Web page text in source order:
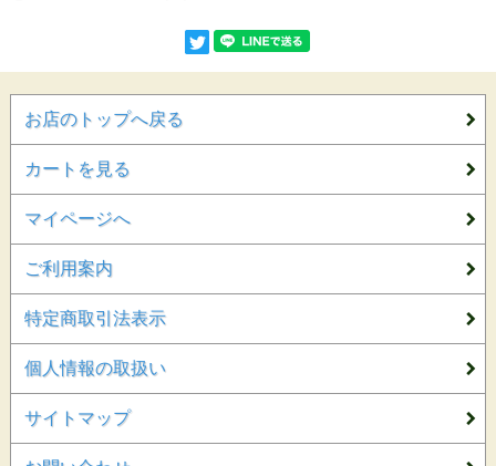
お店のトップへ戻る
カートを見る
マイページへ
ご利用案内
特定商取引法表示
個人情報の取扱い
サイトマップ